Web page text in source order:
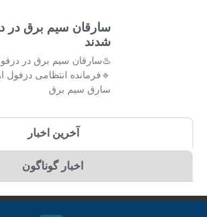
سارقان سیم برق در
شدند
♨️سارقان سیم برق در
سارق سیم برق
آخرین اخبار
اخبار گوناگون